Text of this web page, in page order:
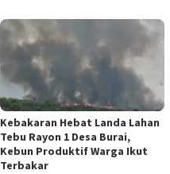
‎Kebakaran Hebat Landa Lahan
Tebu Rayon 1 Desa Burai,
Kebun Produktif Warga Ikut
Terbakar